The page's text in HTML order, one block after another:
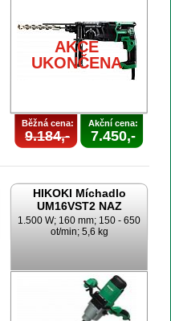
AKCE
UKONČENA
Běžná cena:
9.184,-
Akční cena:
7.450,-
HIKOKI Míchadlo
UM16VST2 NAZ
1.500 W; 160 mm; 150 - 650
ot/min; 5,6 kg